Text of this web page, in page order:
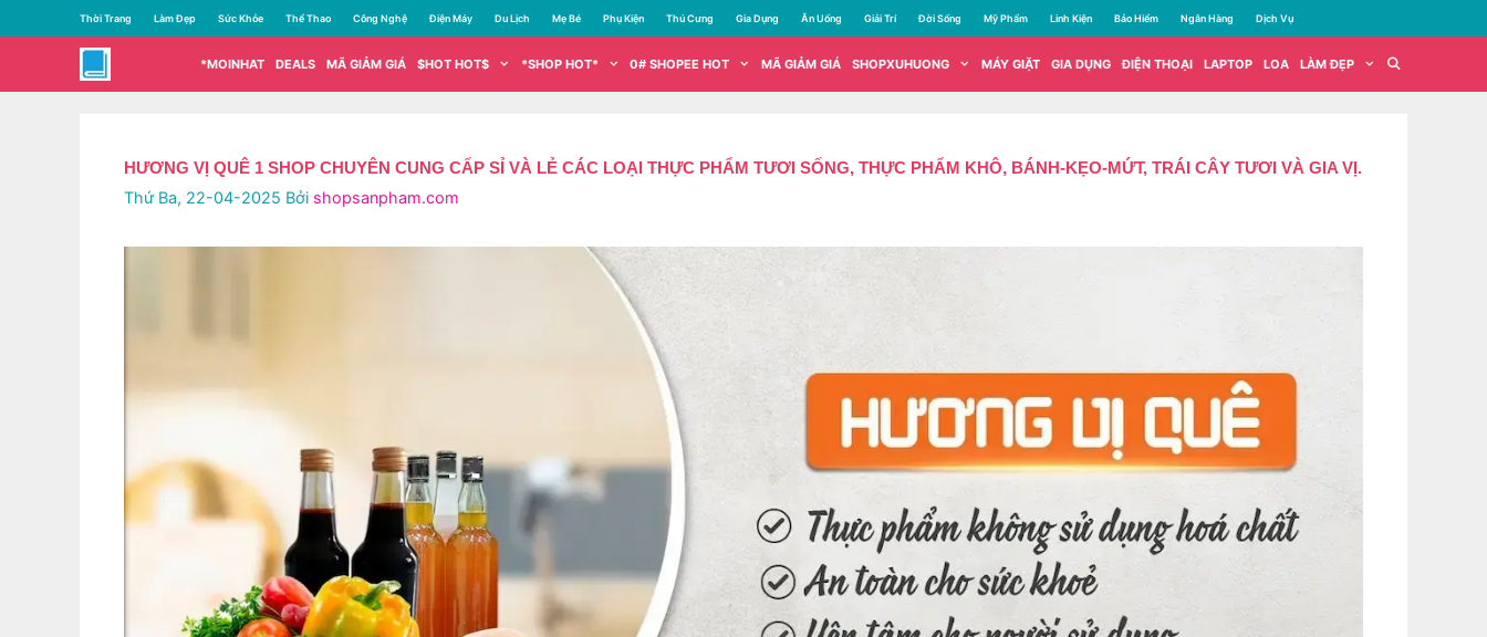
đến
dung
Thời Trang Làm Đẹp Sức Khỏe Thể Thao Công Nghệ Điện Máy Du Lịch Mẹ Bé Phụ Kiện Thú Cưng Gia Dụng Ăn Uống Giải Trí Đời Sống Mỹ Phẩm Linh Kiện Bảo Hiểm Ngân Hàng Dịch Vụ
*MOINHAT DEALS MÃ GIẢM GIÁ $HOT HOT$ *SHOP HOT* 0# SHOPEE HOT MÃ GIẢM GIÁ SHOPXUHUONG MÁY GIẶT GIA DỤNG ĐIỆN THOẠI LAPTOP LOA LÀM ĐẸP
HƯƠNG VỊ QUÊ 1 SHOP CHUYÊN CUNG CẤP SỈ VÀ LẺ CÁC LOẠI THỰC PHẨM TƯƠI SỐNG, THỰC PHẨM KHÔ, BÁNH-KẸO-MỨT, TRÁI CÂY TƯƠI VÀ GIA VỊ.
Thứ Ba, 22-04-2025 Bởi shopsanpham.com